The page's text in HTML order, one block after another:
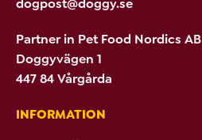
dogpost@doggy.se
Partner in Pet Food Nordics AB
Doggyvägen 1
447 84 Vårgårda
INFORMATION